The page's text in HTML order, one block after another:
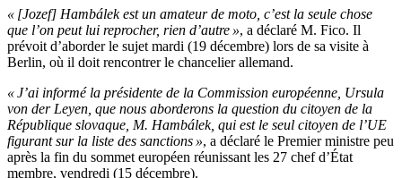
« [Jozef] Hambálek est un amateur de moto, c’est la seule chose
que l’on peut lui reprocher, rien d’autre », a déclaré M. Fico. Il
prévoit d’aborder le sujet mardi (19 décembre) lors de sa visite à
Berlin, où il doit rencontrer le chancelier allemand.
« J’ai informé la présidente de la Commission européenne, Ursula
von der Leyen, que nous aborderons la question du citoyen de la
République slovaque, M. Hambálek, qui est le seul citoyen de l’UE
figurant sur la liste des sanctions », a déclaré le Premier ministre peu
après la fin du sommet européen réunissant les 27 chef d’État
membre, vendredi (15 décembre).